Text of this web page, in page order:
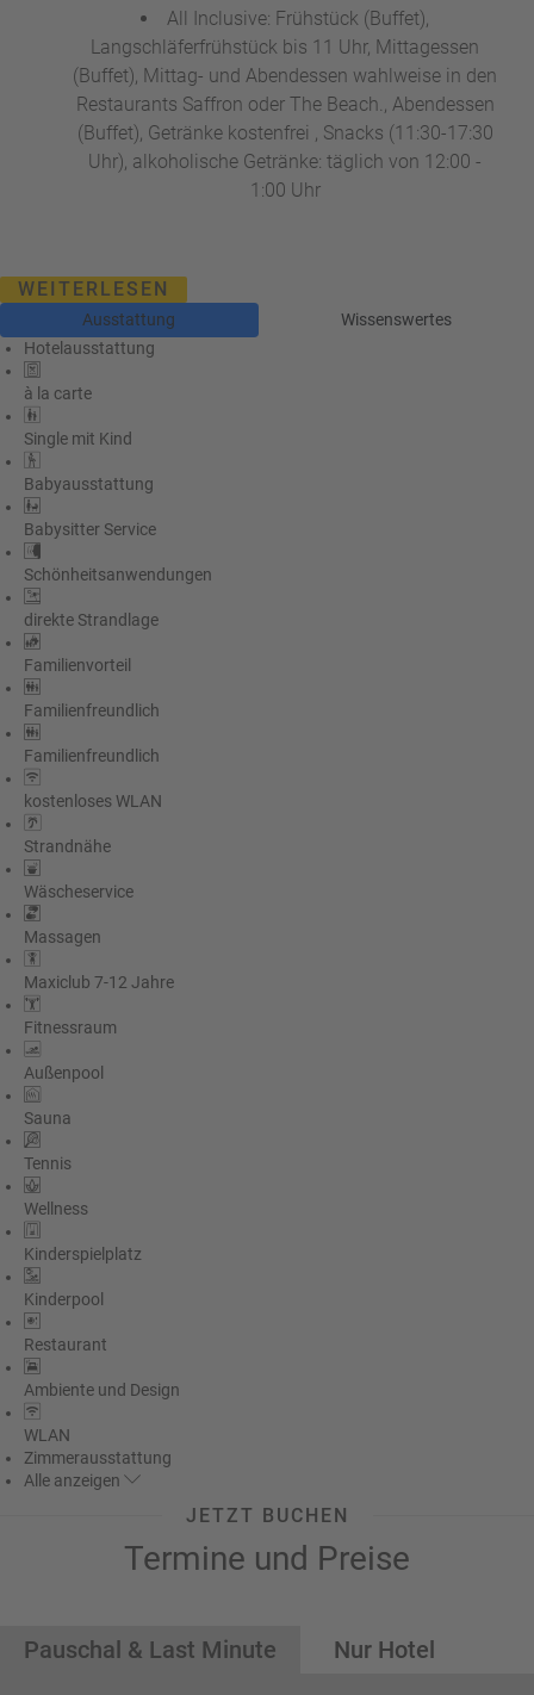
All Inclusive: Frühstück (Buffet),
Langschläferfrühstück bis 11 Uhr, Mittagessen
(Buffet), Mittag- und Abendessen wahlweise in den
Restaurants Saffron oder The Beach., Abendessen
(Buffet), Getränke kostenfrei , Snacks (11:30-17:30
Uhr), alkoholische Getränke: täglich von 12:00 -
1:00 Uhr
WEITERLESEN
Ausstattung
Wissenswertes
Hotelausstattung
à la carte
Single mit Kind
Babyausstattung
Babysitter Service
Schönheitsanwendungen
direkte Strandlage
Familienvorteil
Familienfreundlich
Familienfreundlich
kostenloses WLAN
Strandnähe
Wäscheservice
Massagen
Maxiclub 7-12 Jahre
Fitnessraum
Außenpool
Sauna
Tennis
Wellness
Kinderspielplatz
Kinderpool
Restaurant
Ambiente und Design
WLAN
Zimmerausstattung
Alle anzeigen
JETZT BUCHEN
Termine und Preise
Pauschal & Last Minute Nur Hotel